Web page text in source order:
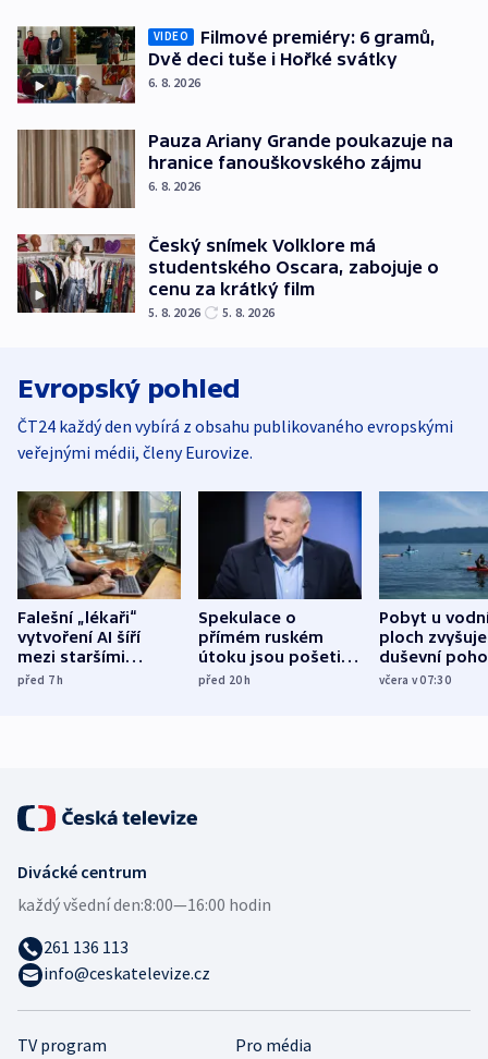
VIDEO
Filmové premiéry: 6 gramů,
Dvě deci tuše i Hořké svátky
6. 8. 2026
Pauza Ariany Grande poukazuje na
hranice fanouškovského zájmu
6. 8. 2026
Český snímek Volklore má
studentského Oscara, zabojuje o
cenu za krátký film
5. 8. 2026 5. 8. 2026
Evropský pohled
ČT24 každý den vybírá z obsahu publikovaného evropskými
veřejnými médii, členy Eurovize.
Falešní „lékaři“
vytvoření AI šíří
mezi staršími
Poláky nebezpečné
před 7h
Spekulace o
přímém ruském
útoku jsou pošetilé,
míní estonský
před 20h
Pobyt u
ploch zvyšuje
duševní
ukázala
včera v 07:30
TV program
Pro média
Divácké centrum
každý všední den:8:00—16:00 hodin
261 136 113
info@ceskatelevize.cz